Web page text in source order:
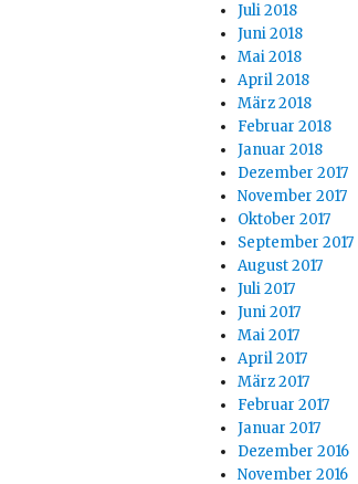
Juli 2018
Juni 2018
Mai 2018
April 2018
März 2018
Februar 2018
Januar 2018
Dezember 2017
November 2017
Oktober 2017
September 2017
August 2017
Juli 2017
Juni 2017
Mai 2017
April 2017
März 2017
Februar 2017
Januar 2017
Dezember 2016
November 2016